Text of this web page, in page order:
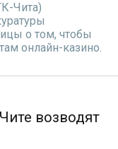
Чита)
о том, чтобы
онлайн-казино.
возводят